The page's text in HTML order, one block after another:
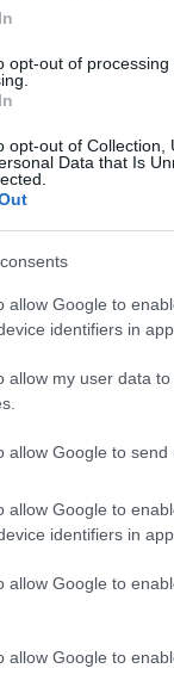
opt-out of
opt-out of Collection,
Data that Is
allow Google to
identifiers in
allow my user data
allow Google to
allow Google to
identifiers in
allow Google to
allow Google to
από τις
όσο
ήταν επίσης
με τον
οι
στις